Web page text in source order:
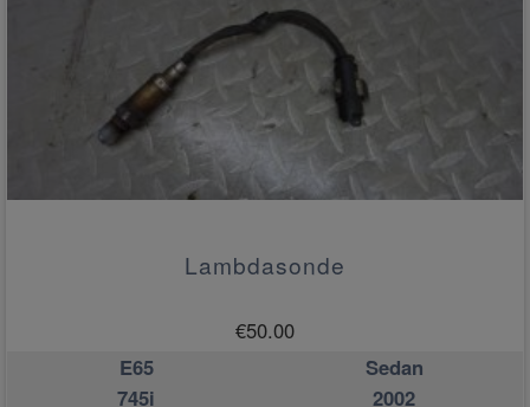
Lambdasonde
€50.00
E65
Sedan
745i
2002